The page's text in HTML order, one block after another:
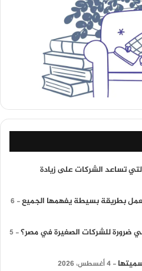
تساعد الشركات على زيادة
بطريقة بسيطة يفهمها الجميع
6
ضرورة للشركات الصغيرة في مصر؟
5
4 أغسطس، 2026